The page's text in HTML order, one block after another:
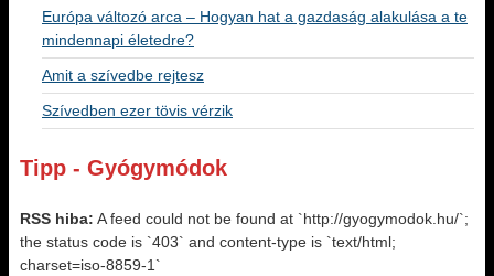
Európa változó arca – Hogyan hat a gazdaság alakulása a te
mindennapi életedre?
Amit a szívedbe rejtesz
Szívedben ezer tövis vérzik
Tipp - Gyógymódok
RSS hiba: A feed could not be found at `http://gyogymodok.hu/`;
the status code is `403` and content-type is `text/html;
charset=iso-8859-1`